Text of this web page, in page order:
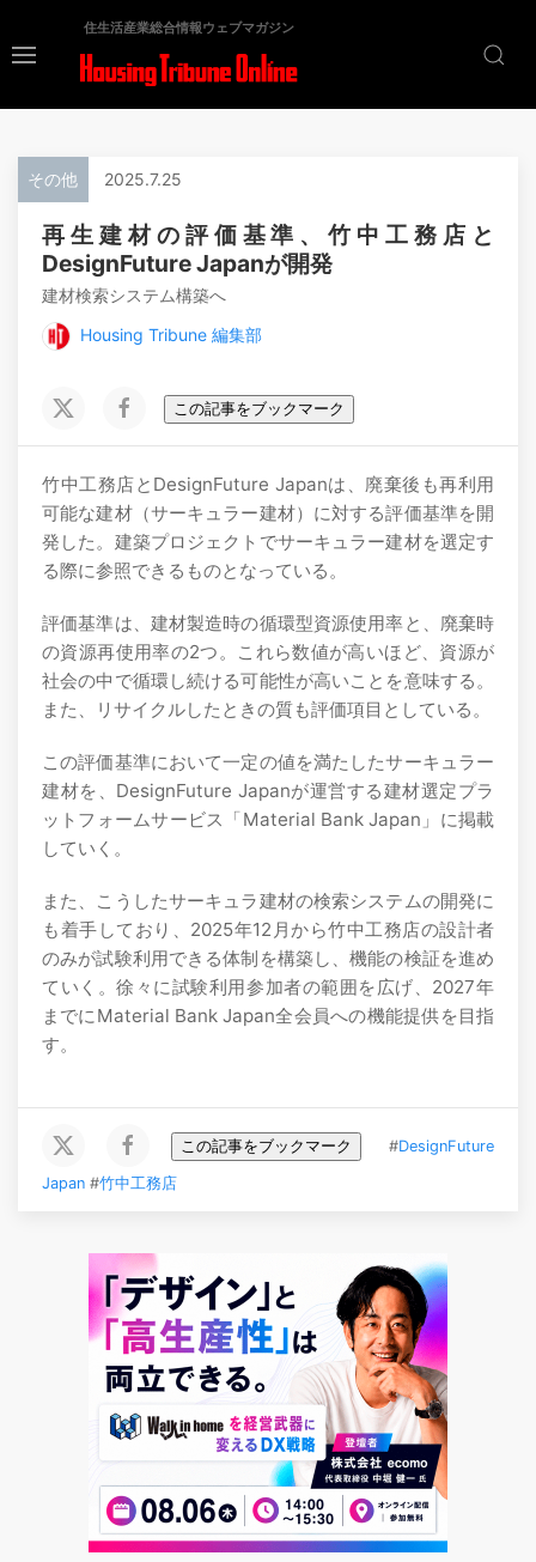
住生活産業総合情報ウェブマガジン
その他 2025.7.25
再生建材の評価基準、竹中工務店と
DesignFuture Japanが開発
建材検索システム構築へ
Housing Tribune 編集部
この記事をブックマーク
竹中工務店とDesignFuture Japanは、廃棄後も再利用
可能な建材（サーキュラー建材）に対する評価基準を開
発した。建築プロジェクトでサーキュラー建材を選定す
る際に参照できるものとなっている。
評価基準は、建材製造時の循環型資源使用率と、廃棄時
の資源再使用率の2つ。これら数値が高いほど、資源が
社会の中で循環し続ける可能性が高いことを意味する。
また、リサイクルしたときの質も評価項目としている。
この評価基準において一定の値を満たしたサーキュラー
建材を、DesignFuture Japanが運営する建材選定プラ
ットフォームサービス「Material Bank Japan」に掲載
していく。
また、こうしたサーキュラ建材の検索システムの開発に
も着手しており、2025年12月から竹中工務店の設計者
のみが試験利用できる体制を構築し、機能の検証を進め
ていく。徐々に試験利用参加者の範囲を広げ、2027年
までにMaterial Bank Japan全会員への機能提供を目指
す。
この記事をブックマーク #DesignFuture
Japan #竹中工務店